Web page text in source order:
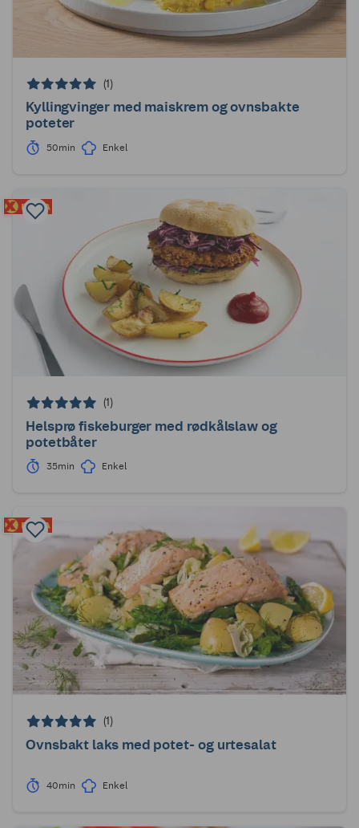
(1)
Kyllingvinger med maiskrem og ovnsbakte
poteter
50min Enkel
(1)
Helsprø fiskeburger med rødkålslaw og
potetbåter
35min Enkel
(1)
Ovnsbakt laks med potet- og urtesalat
40min Enkel